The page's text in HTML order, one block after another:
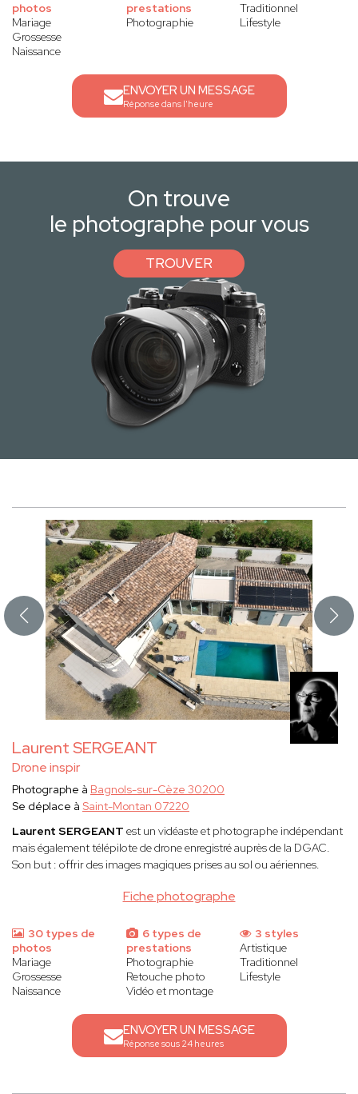
photos
Mariage
Grossesse
Naissance
prestations
Photographie
Traditionnel
Lifestyle
ENVOYER UN MESSAGE
Réponse dans l'heure
On trouve
le photographe pour vous
TROUVER
Laurent SERGEANT
Drone inspir
Fiche photographe
Photographe à Bagnols-sur-Cèze 30200
Se déplace à Saint-Montan 07220
Laurent SERGEANT est un vidéaste et photographe indépendant
mais également télépilote de drone enregistré auprès de la DGAC.
Son but : offrir des images magiques prises au sol ou aériennes.
30 types de
photos
Mariage
Grossesse
Naissance
6 types de
prestations
Photographie
Retouche photo
Vidéo et montage
3 styles
Artistique
Traditionnel
Lifestyle
ENVOYER UN MESSAGE
Réponse sous 24 heures